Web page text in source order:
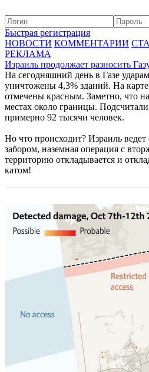
Быстрая регистрация
НОВОСТИ КОММЕНТАРИИ
РЕКЛАМА
Израиль продолжает разносить
На сегодняшний день в Газе
уничтожены 4,3% зданий. На
отмечены красным. Заметно, что
местах около границы.
примерно 92 тысячи человек.
Но что происходит? Израиль
забором, наземная операция с
территорию откладывается и
катом!